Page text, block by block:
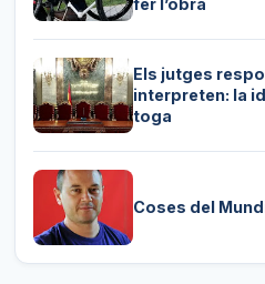
fer l’obra
Els jutges
interpreten: la
toga
Coses del